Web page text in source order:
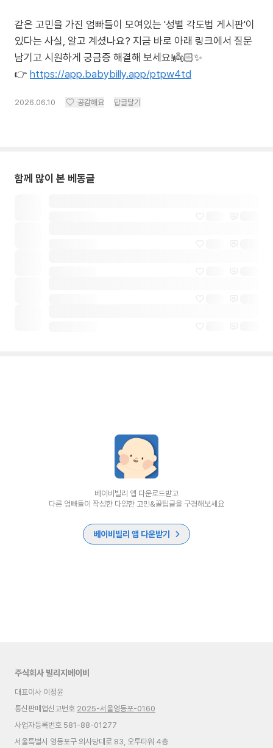
같은 고민을 가진 엄빠들이 모여있는 '성별 각도법 게시판'이
있다는 사실, 알고 계셨나요? 지금 바로 아래 링크에서 질문
남기고 시원하게 궁금증 해결해 보세요!👼🏻✨
👉 https://app.babybilly.app/ptpw4td
2026.06.10 공감해요 답글달기
함께 많이 본 베동글
베이비빌리 앱 다운로드받고
다른 엄빠들이 작성한 다양한 고민&꿀팁글을 구경해보세요
베이비빌리 앱 다운받기
주식회사 빌리지베이비
대표이사 이정윤
통신판매업신고번호 2025-서울영등포-0160
사업자등록번호 581-88-01277
서울특별시 영등포구 의사당대로 83, 오투타워 4층